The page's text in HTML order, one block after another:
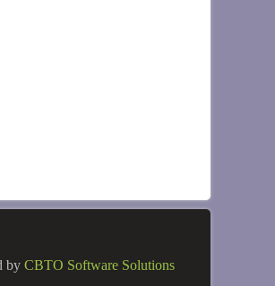
by CBTO Software Solutions